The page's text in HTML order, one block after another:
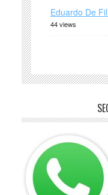
Eduardo De
44 views